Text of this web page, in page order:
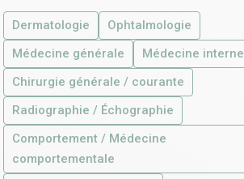
Dermatologie
Ophtalmologie
Médecine générale
Médecine interne
Chirurgie générale / courante
Radiographie / Échographie
Comportement / Médecine
comportementale